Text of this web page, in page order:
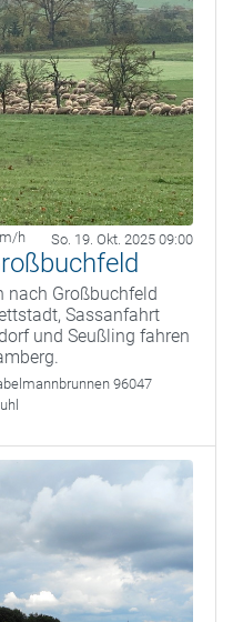
h So. 19. Okt. 2025 09:00
nach Großbuchfeld
Sassanfahrt
und Seußling fahren
96047